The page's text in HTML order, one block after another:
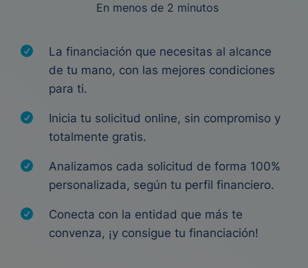
En menos de 2 minutos
La financiación que necesitas al alcance
de tu mano, con las mejores condiciones
para ti.
Inicia tu solicitud online, sin compromiso y
totalmente gratis.
Analizamos cada solicitud de forma 100%
personalizada, según tu perfil financiero.
Conecta con la entidad que más te
convenza, ¡y consigue tu financiación!